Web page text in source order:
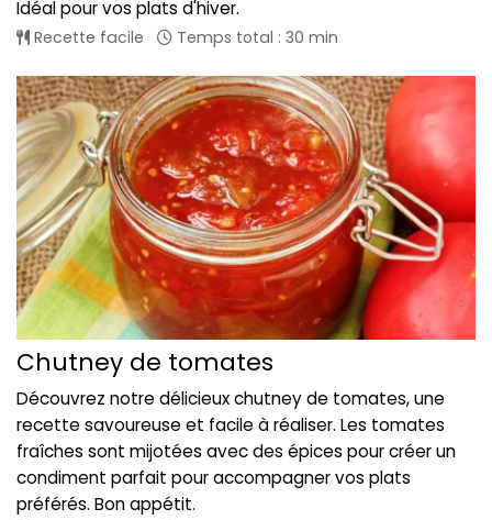
Idéal pour vos plats d'hiver.
Recette facile Temps total : 30 min
Chutney de tomates
Découvrez notre délicieux chutney de tomates, une
recette savoureuse et facile à réaliser. Les tomates
fraîches sont mijotées avec des épices pour créer un
condiment parfait pour accompagner vos plats
préférés. Bon appétit.